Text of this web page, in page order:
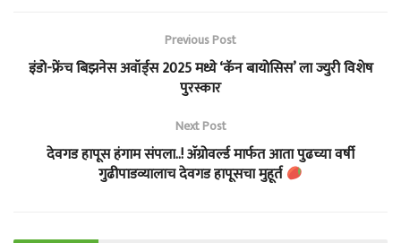
Previous Post
इंडो-फ्रेंच बिझनेस अवॉर्ड्स 2025 मध्ये ‘कॅन बायोसिस’ ला ज्युरी विशेष
पुरस्कार
Next Post
देवगड हापूस हंगाम संपला..! ॲग्रोवर्ल्ड मार्फत आता पुढच्या वर्षी
गुढीपाडव्यालाच देवगड हापूसचा मुहूर्त